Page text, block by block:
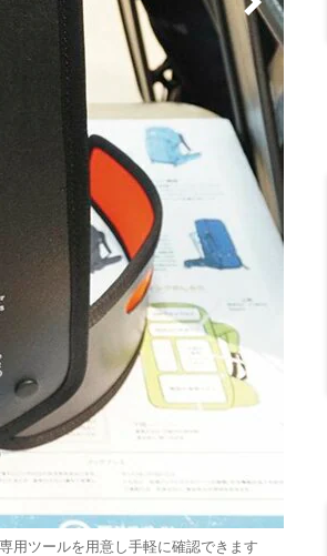
用ツールを用意し手軽に確認できます